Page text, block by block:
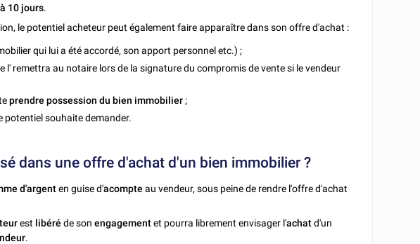
10 jours.
le potentiel acheteur peut également faire apparaître dans son offre d'achat :
qui lui a été accordé, son apport personnel etc.) ;
l' remettra au notaire lors de la signature du compromis de vente si le vendeur
prendre possession du bien immobilier;
potentiel souhaite demander.
dans une offre d'achat d'un bien immobilier ?
d'argenten guise d'acompte au vendeur, sous peine de rendre l'offre d'achat
est libéré de sonengagementet pourra librement envisager l'achatd'un
.